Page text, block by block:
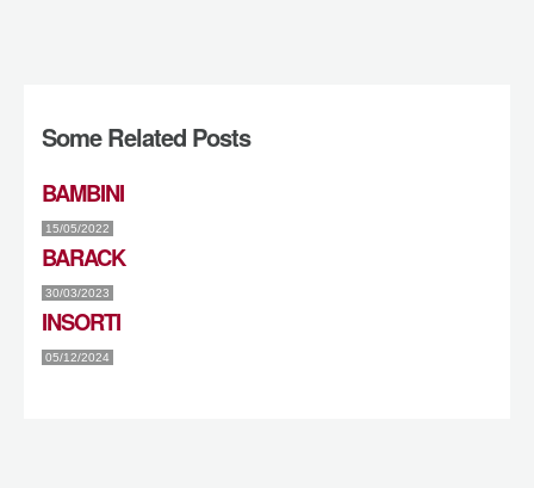
Some Related Posts
BAMBINI
15/05/2022
BARACK
30/03/2023
INSORTI
05/12/2024